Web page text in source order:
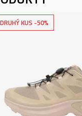
DRUHÝ KUS -50%